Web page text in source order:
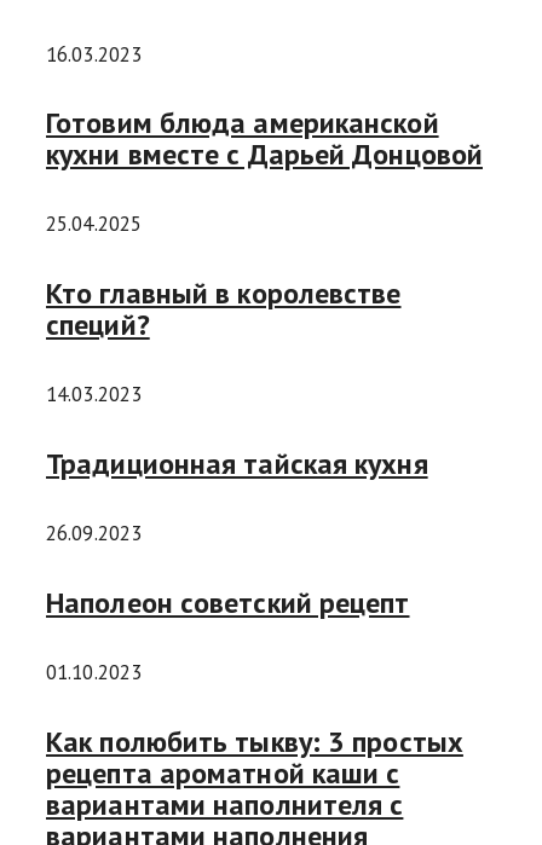
16.03.2023
Готовим блюда американской
кухни вместе с Дарьей Донцовой
25.04.2025
Кто главный в королевстве
специй?
14.03.2023
Традиционная тайская кухня
26.09.2023
Наполеон советский рецепт
01.10.2023
Как полюбить тыкву: 3 простых
рецепта ароматной каши с
вариантами наполнителя с
вариантами наполнения